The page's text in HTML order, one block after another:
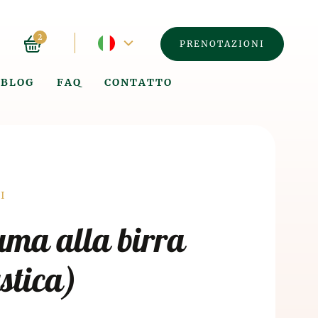
PRENOTAZIONI
Lingua
corrente
2
BLOG FAQ CONTATTO
alla birra